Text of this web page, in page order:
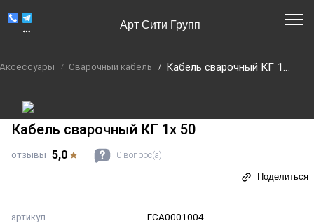
Аксессуары Сварочный кабель Кабель сварочный КГ 1х 50
Арт Сити Групп
Кабель сварочный КГ 1х 50
отзывы 5,0 0 вопрос(а)
Поделиться
артикул ГСА0001004